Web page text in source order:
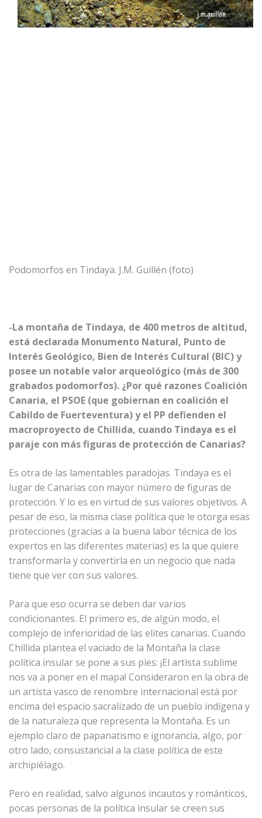
Podomorfos en Tindaya. J.M. Guillén (foto)
-La montaña de Tindaya, de 400 metros de altitud,
está declarada Monumento Natural, Punto de
Interés Geológico, Bien de Interés Cultural (BIC) y
posee un notable valor arqueológico (más de 300
grabados podomorfos). ¿Por qué razones Coalición
Canaria, el PSOE (que gobiernan en coalición el
Cabildo de Fuerteventura) y el PP defienden el
macroproyecto de Chillida, cuando Tindaya es el
paraje con más figuras de protección de Canarias?
Es otra de las lamentables paradojas. Tindaya es el
lugar de Canarias con mayor número de figuras de
protección. Y lo es en virtud de sus valores objetivos. A
pesar de eso, la misma clase política que le otorga esas
protecciones (gracias a la buena labor técnica de los
expertos en las diferentes materias) es la que quiere
transformarla y convertirla en un negocio que nada
tiene que ver con sus valores.
Para que eso ocurra se deben dar varios
condicionantes. El primero es, de algún modo, el
complejo de inferioridad de las elites canarias. Cuando
Chillida plantea el vaciado de la Montaña la clase
política insular se pone a sus pies: ¡El artista sublime
nos va a poner en el mapa! Consideraron en la obra de
un artista vasco de renombre internacional está por
encima del espacio sacralizado de un pueblo indígena y
de la naturaleza que representa la Montaña. Es un
ejemplo claro de papanatismo e ignorancia, algo, por
otro lado, consustancial a la clase política de este
archipiélago.
Pero en realidad, salvo algunos incautos y románticos,
pocas personas de la política insular se creen sus